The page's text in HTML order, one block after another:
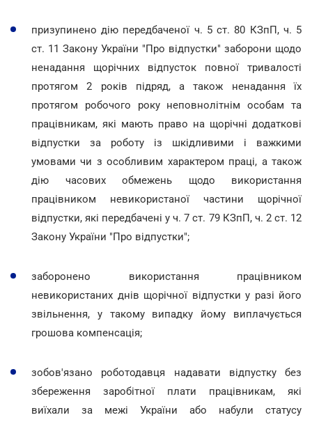
призупинено дію передбаченої ч. 5 ст. 80 КЗпП, ч. 5
ст. 11 Закону України "Про відпустки" заборони щодо
ненадання щорічних відпусток повної тривалості
протягом 2 років підряд, а також ненадання їх
протягом робочого року неповнолітнім особам та
працівникам, які мають право на щорічні додаткові
відпустки за роботу із шкідливими і важкими
умовами чи з особливим характером праці, а також
дію часових обмежень щодо використання
працівником невикористаної частини щорічної
відпустки, які передбачені у ч. 7 ст. 79 КЗпП, ч. 2 ст. 12
Закону України "Про відпустки";
заборонено використання працівником
невикористаних днів щорічної відпустки у разі його
звільнення, у такому випадку йому виплачується
грошова компенсація;
зобов'язано роботодавця надавати відпустку без
збереження заробітної плати працівникам, які
виїхали за межі України або набули статусу